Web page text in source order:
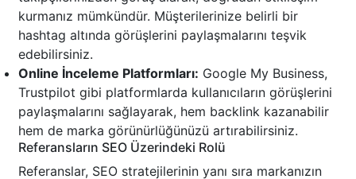
kurmanız mümkündür. Müşterilerinize belirli bir
hashtag altında görüşlerini paylaşmalarını teşvik
edebilirsiniz.
Online İnceleme Platformları: Google My Business,
Trustpilot gibi platformlarda kullanıcıların görüşlerini
paylaşmalarını sağlayarak, hem backlink kazanabilir
hem de marka görünürlüğünüzü artırabilirsiniz.
Referansların SEO Üzerindeki Rolü
Referanslar, SEO stratejilerinin yanı sıra markanızın